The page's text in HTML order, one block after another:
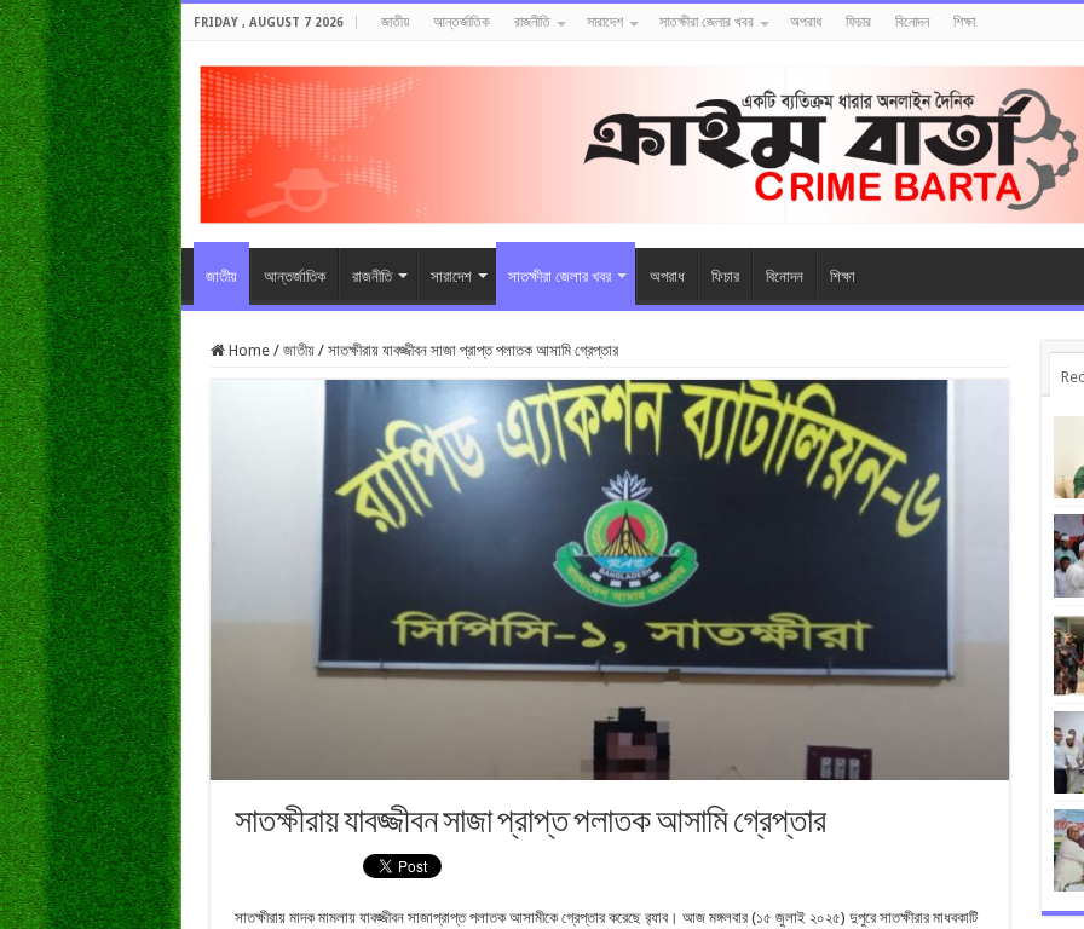
FRIDAY , AUGUST 7 2026 জাতীয় আন্তর্জাতিক রাজনীতি সারাদেশ সাতক্ষীরা জেলার খবর অপরাধ ফিচার বিনোদন শিক্ষা
জাতীয় আন্তর্জাতিক রাজনীতি সারাদেশ সাতক্ষীরা জেলার খবর অপরাধ ফিচার বিনোদন শিক্ষা
Home / জাতীয় / সাতক্ষীরায় যাবজ্জীবন সাজা প্রাপ্ত পলাতক আসামি গ্রেপ্তার
সাতক্ষীরায় যাবজ্জীবন সাজা প্রাপ্ত পলাতক আসামি গ্রেপ্তার
সাতক্ষীরায় মাদক মামলায় যাবজ্জীবন সাজাপ্রাপ্ত পলাতক আসামীকে গ্রেপ্তার করেছে র‌্যাব। আজ মঙ্গলবার (১৫ জুলাই ২০২৫) দুপুরে সাতক্ষীরার মাধবকাটি